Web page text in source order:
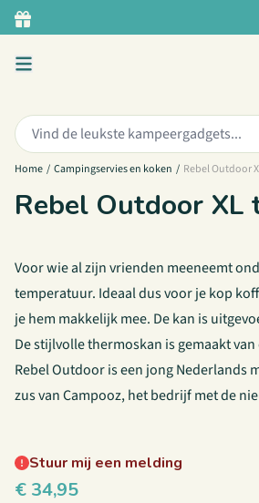
Ga naar de inhoud
Zoeken:
Home / Campingservies en koken / Rebel Outdoor
Rebel Outdoor
Voor wie al zijn vrienden meeneemt
temperatuur. Ideaal dus voor je kop
je hem makkelijk mee. De kan is
De stijlvolle thermoskan is gemaakt
Rebel Outdoor is een jong Nederlands
zus van Campooz, het bedrijf met de
Stuur mij een melding
€ 34,95